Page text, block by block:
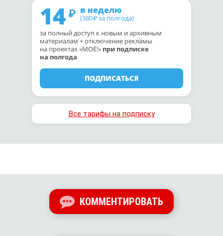
14 в неделю
(380₽ за полгода)
за полный доступ к новым и архивным
материалам + отключение рекламы
на проектах «МОЁ!» при подписке
на полгода
ПОДПИСАТЬСЯ
Все тарифы на подписку
КОММЕНТИРОВАТЬ